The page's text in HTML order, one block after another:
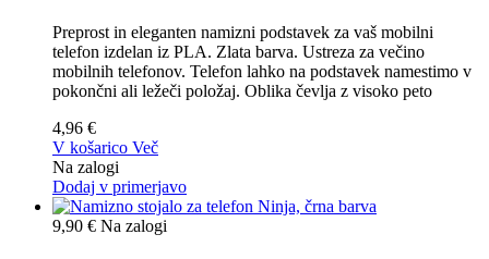
Preprost in eleganten namizni podstavek za vaš mobilni
telefon izdelan iz PLA. Zlata barva. Ustreza za večino
mobilnih telefonov. Telefon lahko na podstavek namestimo v
pokončni ali ležeči položaj. Oblika čevlja z visoko peto
4,96 €
V košarico Več
Na zalogi
Dodaj v primerjavo
9,90 € Na zalogi